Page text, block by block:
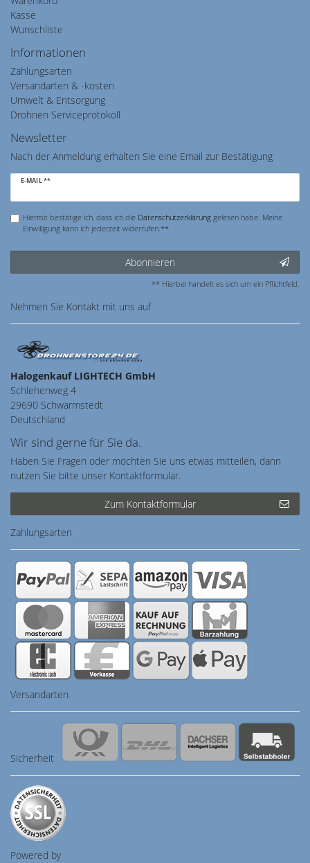
Kasse
Wunschliste
Informationen
Zahlungsarten
Versandarten & -kosten
Umwelt & Entsorgung
Drohnen Serviceprotokoll
Newsletter
Nach der Anmeldung erhalten Sie eine Email zur Bestätigung
E-MAIL **
Newsletter
Hiermit bestätige ich, dass ich die Daten­schutz­erklärunggelesen habe. Meine
Einwilligung kann ich jederzeit widerrufen.**
Abonnieren
** Hierbei handelt es sich um ein Pflichtfeld.
Nehmen Sie Kontakt mit uns auf
Halogenkauf LIGHTECH GmbH
Schlehenweg 4
29690 Schwarmstedt
Deutschland
Wir sind gerne für Sie da.
Haben Sie Fragen oder möchten Sie uns etwas mitteilen, dann
nutzen Sie bitte unser Kontaktformular.
Zum Kontaktformular
Zahlungsarten
Versandarten
Sicherheit
Powered by